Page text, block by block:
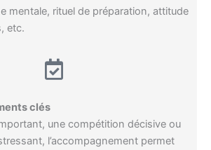
mentale, rituel de préparation, attitude
etc.
clés
une compétition décisive ou
l’accompagnement permet